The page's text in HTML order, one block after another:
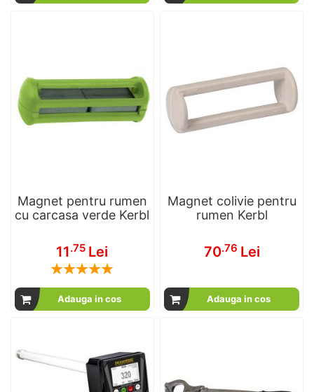
Magnet pentru rumen
cu carcasa verde Kerbl
11.75 Lei
Rating:
Adauga in cos
Magnet colivie pentru
rumen Kerbl
70.76 Lei
Adauga in cos